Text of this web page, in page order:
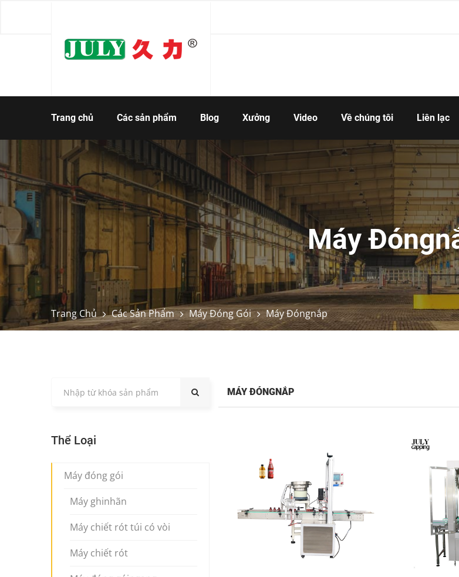
Trang chủ Các sản phẩm Blog Xưởng Video Về chúng tôi Liên lạc
Máy
Trang Chủ Các Sản Phẩm Máy Đóng Gói Máy Đóngnắp
MÁY ĐÓNGNẮP
Thể Loại
Máy đóng gói
Máy ghinhãn
Máy chiết rót túi có vòi
Máy chiết rót